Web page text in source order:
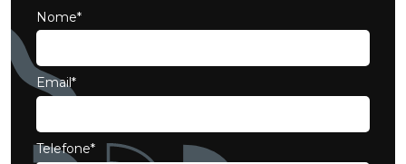
Nome*
Email*
Telefone*